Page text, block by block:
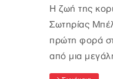
Η ζωή της
Σωτηρίας
πρώτη φορά
από μια